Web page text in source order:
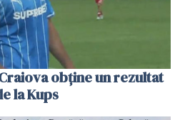
obține un rezultat
la Kups